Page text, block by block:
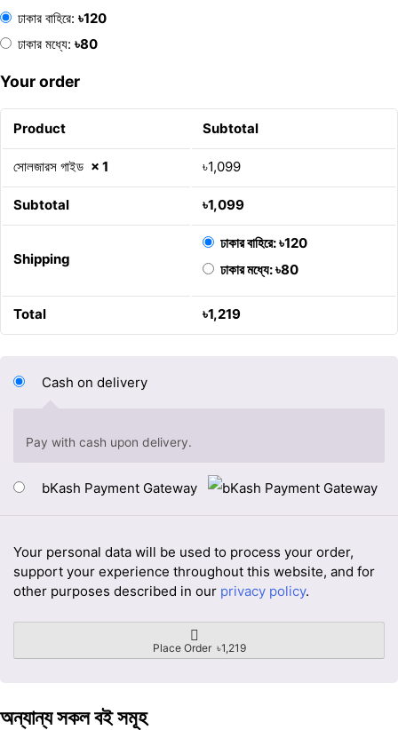
ঢাকার বাহিরে: ৳120
ঢাকার মধ্যে: ৳80
Your order
Product Subtotal
সোলজারস গাইড × 1 ৳1,099
Subtotal ৳1,099
Shipping
ঢাকার বাহিরে:৳120
ঢাকার মধ্যে:৳80
Total ৳1,219
Cash on delivery
Pay with cash upon delivery.
bKash Payment Gateway
Your personal data will be used to process your order,
support your experience throughout this website, and for
other purposes described in our privacy policy.
Place Order ৳1,219
অন্যান্য সকল বই সমূহ